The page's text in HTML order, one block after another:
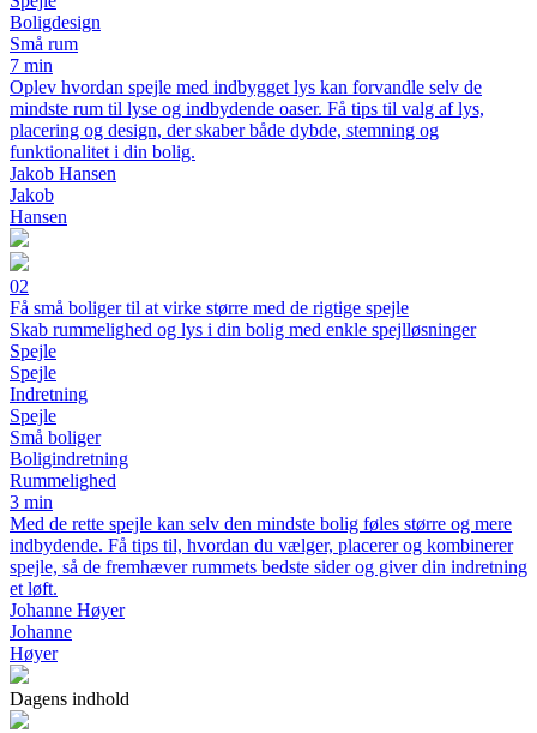
Boligdesign
Små rum
7 min
Oplev hvordan spejle med indbygget lys kan forvandle selv de
mindste rum til lyse og indbydende oaser. Få tips til valg af lys,
placering og design, der skaber både dybde, stemning og
funktionalitet i din bolig.
Jakob Hansen
Jakob
Hansen
02
Få små boliger til at virke større med de rigtige spejle
Skab rummelighed og lys i din bolig med enkle spejlløsninger
Spejle
Spejle
Indretning
Spejle
Små boliger
Boligindretning
Rummelighed
3 min
Med de rette spejle kan selv den mindste bolig føles større og mere
indbydende. Få tips til, hvordan du vælger, placerer og kombinerer
spejle, så de fremhæver rummets bedste sider og giver din indretning
et løft.
Johanne Høyer
Johanne
Høyer
Dagens indhold